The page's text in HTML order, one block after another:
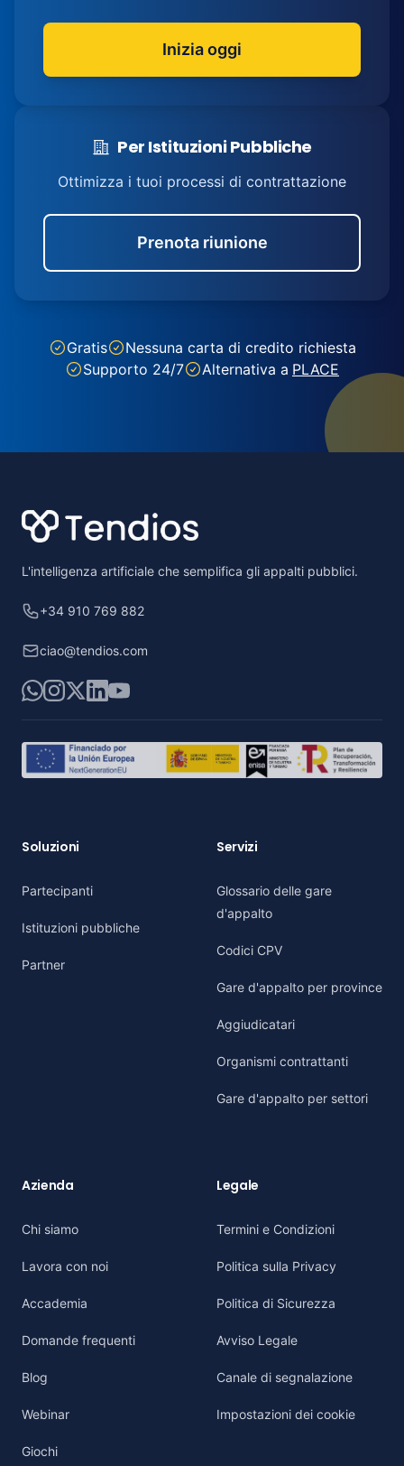
Inizia oggi
Per Istituzioni Pubbliche
Ottimizza i tuoi processi di contrattazione
Prenota riunione
Gratis
Nessuna carta di credito richiesta
Supporto 24/7
Alternativa a PLACE
L'intelligenza artificiale che semplifica gli appalti pubblici.
+34 910 769 882
ciao@tendios.com
WhatsApp
Instagram
X LinkedIn
YouTube
Soluzioni
Partecipanti
Istituzioni pubbliche
Partner
Servizi
Glossario delle gare
d'appalto
Codici CPV
Gare d'appalto per province
Aggiudicatari
Organismi contrattanti
Gare d'appalto per settori
Azienda
Chi siamo
Lavora con noi
Accademia
Domande frequenti
Blog
Webinar
Giochi
Legale
Termini e Condizioni
Politica sulla Privacy
Politica di Sicurezza
Avviso Legale
Canale di segnalazione
Impostazioni dei cookie